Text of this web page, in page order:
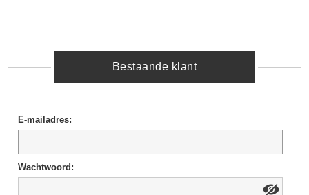
Bestaande klant
E-mailadres:
Wachtwoord: